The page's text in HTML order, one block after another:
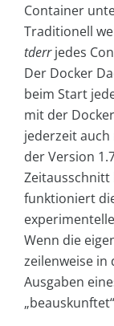
Container
Traditionell
tderrjedes
Der Docker
beim Start
mit der
jederzeit
der Version
Zeitausschnitt
funktioniert
Wenn die
zeilenweise in
Ausgaben